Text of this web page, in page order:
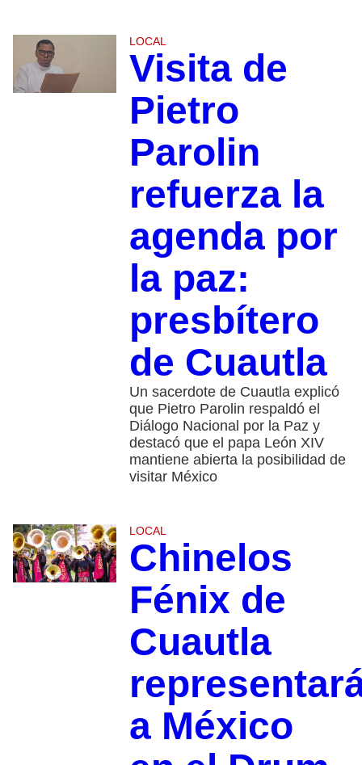
LOCAL
Visita de
Pietro
Parolin
refuerza la
agenda por
la paz:
presbítero
de Cuautla
Un sacerdote de Cuautla explicó
que Pietro Parolin respaldó el
Diálogo Nacional por la Paz y
destacó que el papa León XIV
mantiene abierta la posibilidad de
visitar México
LOCAL
Chinelos
Fénix de
Cuautla
a México